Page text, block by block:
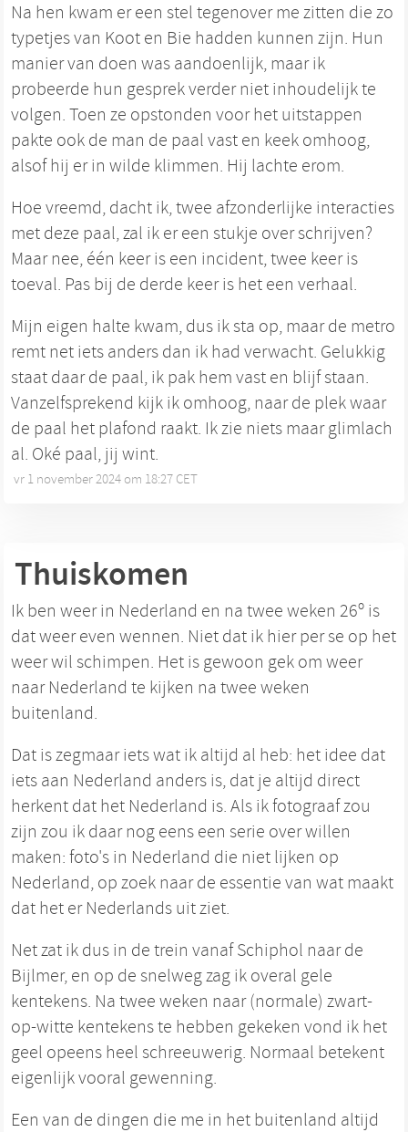
Na hen kwam er een stel tegenover me zitten die zo
typetjes van Koot en Bie hadden kunnen zijn. Hun
manier van doen was aandoenlijk, maar ik
probeerde hun gesprek verder niet inhoudelijk te
volgen. Toen ze opstonden voor het uitstappen
pakte ook de man de paal vast en keek omhoog,
alsof hij er in wilde klimmen. Hij lachte erom.
Hoe vreemd, dacht ik, twee afzonderlijke interacties
met deze paal, zal ik er een stukje over schrijven?
Maar nee, één keer is een incident, twee keer is
toeval. Pas bij de derde keer is het een verhaal.
Mijn eigen halte kwam, dus ik sta op, maar de metro
remt net iets anders dan ik had verwacht. Gelukkig
staat daar de paal, ik pak hem vast en blijf staan.
Vanzelfsprekend kijk ik omhoog, naar de plek waar
de paal het plafond raakt. Ik zie niets maar glimlach
al. Oké paal, jij wint.
vr 1 november 2024 om 18:27 CET
Thuiskomen
Ik ben weer in Nederland en na twee weken 26º is
dat weer even wennen. Niet dat ik hier per se op het
weer wil schimpen. Het is gewoon gek om weer
naar Nederland te kijken na twee weken
buitenland.
Dat is zegmaar iets wat ik altijd al heb: het idee dat
iets aan Nederland anders is, dat je altijd direct
herkent dat het Nederland is. Als ik fotograaf zou
zijn zou ik daar nog eens een serie over willen
maken: foto's in Nederland die niet lijken op
Nederland, op zoek naar de essentie van wat maakt
dat het er Nederlands uit ziet.
Net zat ik dus in de trein vanaf Schiphol naar de
Bijlmer, en op de snelweg zag ik overal gele
kentekens. Na twee weken naar (normale) zwart-
op-witte kentekens te hebben gekeken vond ik het
geel opeens heel schreeuwerig. Normaal betekent
eigenlijk vooral gewenning.
Een van de dingen die me in het buitenland altijd